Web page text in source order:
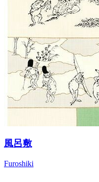
風呂敷
Furoshiki